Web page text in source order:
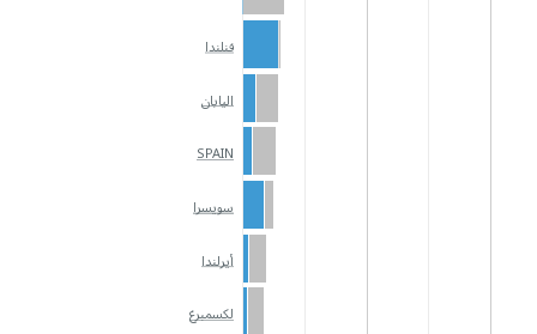
فنلندا
اليابان
SPAIN
سويسرا
أيرلندا
لكسمبرغ